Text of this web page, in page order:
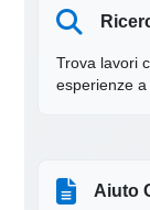
Trova lavori
esperienze a
Aiuto